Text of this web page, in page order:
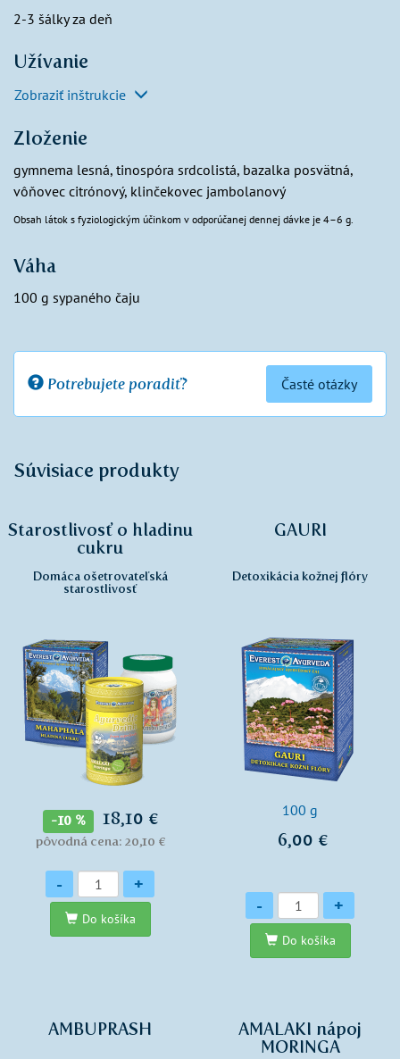
2-3 šálky za deň
Užívanie
Zobraziť inštrukcie
Zloženie
gymnema lesná, tinospóra srdcolistá, bazalka posvätná,
vôňovec citrónový, klinčekovec jambolanový
Obsah látok s fyziologickým účinkom v odporúčanej dennej dávke je 4–6 g.
Váha
100 g sypaného čaju
Potrebujete poradiť? Časté otázky
Súvisiace produkty
Starostlivosť o hladinu
cukru
Domáca ošetrovateľská
starostlivosť
-10 % 18,10 €
pôvodná cena: 20,10 €
Množstvo
- +
Do košíka
GAURI
Detoxikácia kožnej flóry
100 g
6,00 €
Množstvo
- +
Do košíka
AMBUPRASH
AMALAKI nápoj
MORINGA